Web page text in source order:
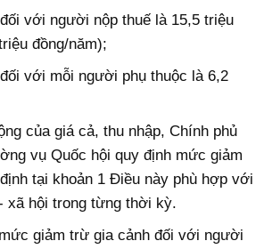
với người nộp thuế là 15,5 triệu
đồng/năm);
với mỗi người phụ thuộc là 6,2
của giá cả, thu nhập, Chính phủ
vụ Quốc hội quy định mức giảm
tại khoản 1 Điều này phù hợp với
xã hội trong từng thời kỳ.
giảm trừ gia cảnh đối với người